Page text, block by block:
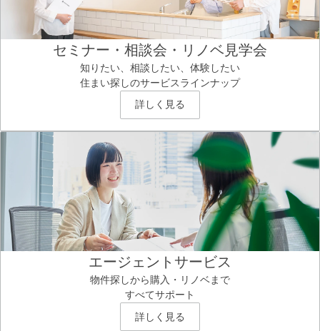
セミナー・相談会・リノベ見学会
知りたい、相談したい、体験したい
住まい探しのサービスラインナップ
詳しく見る
エージェントサービス
物件探しから購入・リノベまで
すべてサポート
詳しく見る